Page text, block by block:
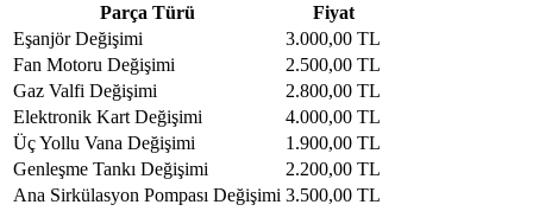
Parça Türü
Fiyat
Eşanjör Değişimi
3.000,00 TL
Fan Motoru Değişimi
2.500,00 TL
Gaz Valfi Değişimi
2.800,00 TL
Elektronik Kart Değişimi
4.000,00 TL
Üç Yollu Vana Değişimi
1.900,00 TL
Genleşme Tankı Değişimi
2.200,00 TL
Ana Sirkülasyon Pompası Değişimi 3.500,00 TL